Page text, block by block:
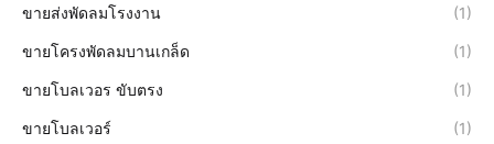
ขายส่งพัดลมโรงงาน (1)
ขายโครงพัดลมบานเกล็ด (1)
ขายโบลเวอร ขับตรง (1)
ขายโบลเวอร์ (1)